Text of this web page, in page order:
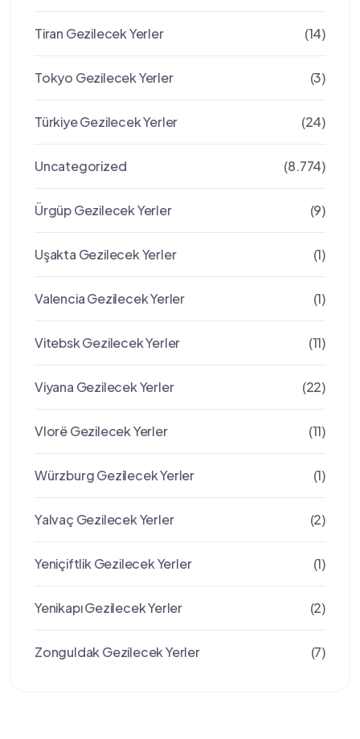
Tiran Gezilecek Yerler (14)
Tokyo Gezilecek Yerler (3)
Türkiye Gezilecek Yerler (24)
Uncategorized (8.774)
Ürgüp Gezilecek Yerler (9)
Uşakta Gezilecek Yerler (1)
Valencia Gezilecek Yerler (1)
Vitebsk Gezilecek Yerler (11)
Viyana Gezilecek Yerler (22)
Vlorë Gezilecek Yerler (11)
Würzburg Gezilecek Yerler (1)
Yalvaç Gezilecek Yerler (2)
Yeniçiftlik Gezilecek Yerler (1)
Yenikapı Gezilecek Yerler (2)
Zonguldak Gezilecek Yerler (7)